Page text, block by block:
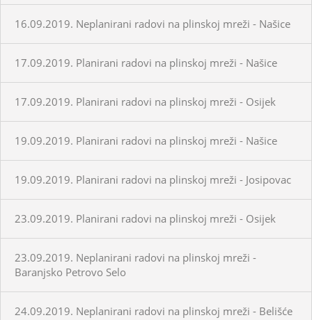
16.09.2019. Neplanirani radovi na plinskoj mreži - Našice
17.09.2019. Planirani radovi na plinskoj mreži - Našice
17.09.2019. Planirani radovi na plinskoj mreži - Osijek
19.09.2019. Planirani radovi na plinskoj mreži - Našice
19.09.2019. Planirani radovi na plinskoj mreži - Josipovac
23.09.2019. Planirani radovi na plinskoj mreži - Osijek
23.09.2019. Neplanirani radovi na plinskoj mreži -
Baranjsko Petrovo Selo
24.09.2019. Neplanirani radovi na plinskoj mreži - Belišće